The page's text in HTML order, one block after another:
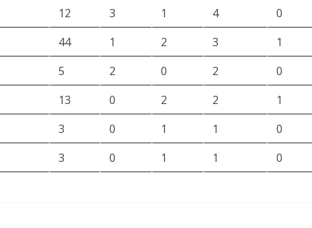
12 3 1 4 0
44 1 2 3 1
5 2 0 2 0
13 0 2 2 1
3 0 1 1 0
3 0 1 1 0